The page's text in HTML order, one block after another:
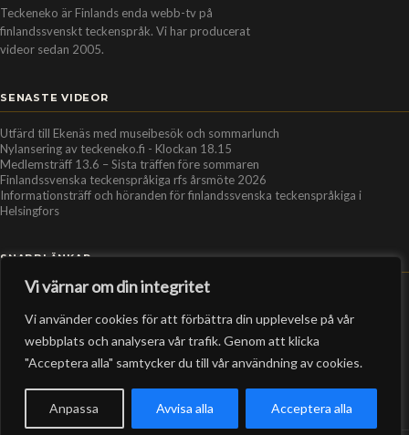
Vi värnar om din integritet
Vi använder cookies för att förbättra din upplevelse på vår
webbplats och analysera vår trafik. Genom att klicka
"Acceptera alla" samtycker du till vår användning av cookies.
Anpassa Avvisa alla Acceptera alla
Teckeneko är Finlands enda webb-tv på
finlandssvenskt teckenspråk. Vi har producerat
videor sedan 2005.
SENASTE VIDEOR
Utfärd till Ekenäs med museibesök och sommarlunch
Nylansering av teckeneko.fi - Klockan 18.15
Medlemsträff 13.6 – Sista träffen före sommaren
Finlandssvenska teckenspråkiga rfs årsmöte 2026
Informationsträff och höranden för finlandssvenska teckenspråkiga i
Helsingfors
SNABBLÄNKAR
Personer
Organisationer
Kontakt
RSS-flöde